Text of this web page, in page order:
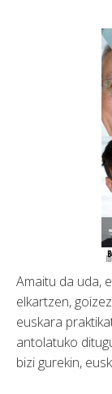
Amaitu da uda,
elkartzen,
euskara
antolatuko
bizi gurekin,